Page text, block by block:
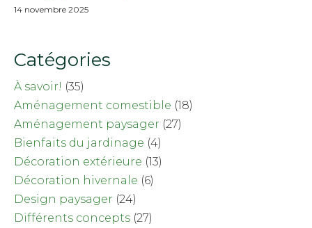
14 novembre 2025
Catégories
À savoir! (35)
Aménagement comestible (18)
Aménagement paysager (27)
Bienfaits du jardinage (4)
Décoration extérieure (13)
Décoration hivernale (6)
Design paysager (24)
Différents concepts (27)